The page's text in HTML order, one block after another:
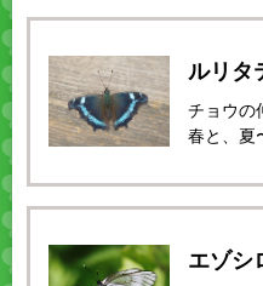
ルリタ
チョウの
春と、夏
エゾシ